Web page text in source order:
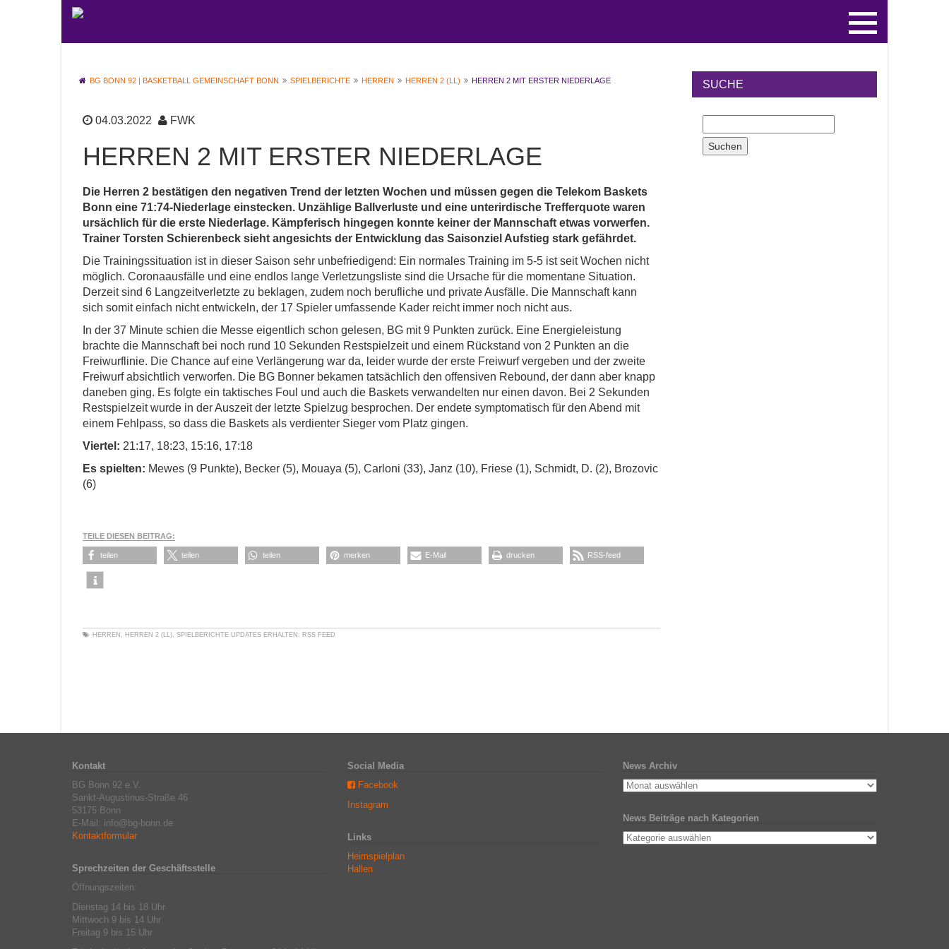
BG BONN 92 | BASKETBALL GEMEINSCHAFT BONN SPIELBERICHTE HERREN HERREN 2 (LL) HERREN 2 MIT ERSTER NIEDERLAGE
04.03.2022 FWK
HERREN 2 MIT ERSTER NIEDERLAGE
Die Herren 2 bestätigen den negativen Trend der letzten Wochen und müssen gegen die Telekom Baskets
Bonn eine 71:74-Niederlage einstecken. Unzählige Ballverluste und eine unterirdische Trefferquote waren
ursächlich für die erste Niederlage. Kämpferisch hingegen konnte keiner der Mannschaft etwas vorwerfen.
Trainer Torsten Schierenbeck sieht angesichts der Entwicklung das Saisonziel Aufstieg stark gefährdet.
Die Trainingssituation ist in dieser Saison sehr unbefriedigend: Ein normales Training im 5-5 ist seit Wochen nicht
möglich. Coronaausfälle und eine endlos lange Verletzungsliste sind die Ursache für die momentane Situation.
Derzeit sind 6 Langzeitverletzte zu beklagen, zudem noch berufliche und private Ausfälle. Die Mannschaft kann
sich somit einfach nicht entwickeln, der 17 Spieler umfassende Kader reicht immer noch nicht aus.
In der 37 Minute schien die Messe eigentlich schon gelesen, BG mit 9 Punkten zurück. Eine Energieleistung
brachte die Mannschaft bei noch rund 10 Sekunden Restspielzeit und einem Rückstand von 2 Punkten an die
Freiwurflinie. Die Chance auf eine Verlängerung war da, leider wurde der erste Freiwurf vergeben und der zweite
Freiwurf absichtlich verworfen. Die BG Bonner bekamen tatsächlich den offensiven Rebound, der dann aber knapp
daneben ging. Es folgte ein taktisches Foul und auch die Baskets verwandelten nur einen davon. Bei 2 Sekunden
Restspielzeit wurde in der Auszeit der letzte Spielzug besprochen. Der endete symptomatisch für den Abend mit
einem Fehlpass, so dass die Baskets als verdienter Sieger vom Platz gingen.
Viertel: 21:17, 18:23, 15:16, 17:18
Es spielten: Mewes (9 Punkte), Becker (5), Mouaya (5), Carloni (33), Janz (10), Friese (1), Schmidt, D. (2), Brozovic
(6)
TEILE DIESEN BEITRAG:
teilen teilen teilen merken E-Mail drucken RSS-feed
HERREN , HERREN 2 (LL), SPIELBERICHTE UPDATES ERHALTEN: RSS FEED
SUCHE
Kontakt
BG Bonn 92 e.V.
Sankt-Augustinus-Straße 46
53175 Bonn
E-Mail: info@bg-bonn.de
Kontaktformular
Sprechzeiten der Geschäftsstelle
Öffnungszeiten:
Dienstag 14 bis 18 Uhr
Mittwoch 9 bis 14 Uhr
Freitag 9 bis 15 Uhr
Social Media
Facebook
Instagram
Links
Heimspielplan
Hallen
News Archiv
News Beiträge nach Kategorien